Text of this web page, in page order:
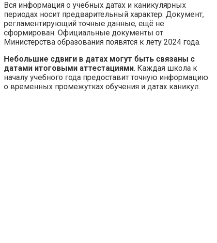
Вся информация о учебных датах и каникулярных
периодах носит предварительный характер. Документ,
регламентирующий точные данные, ещё не
сформирован. Официальные документы от
Министерства образования появятся к лету 2024 года.
Небольшие сдвиги в датах могут быть связаны с
датами итоговыми аттестациями. Каждая школа к
началу учебного года предоставит точную информацию
о временных промежутках обучения и датах каникул.